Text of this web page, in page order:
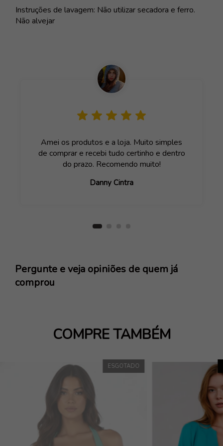
Instruções de lavagem: Não utilizar secadora e ferro.
Não alvejar
Amei os produtos e a loja. Muito simples
de comprar e recebi tudo certinho e dentro
do prazo. Recomendo muito!
Danny Cintra
Pergunte e veja opiniões de quem já
comprou
COMPRE TAMBÉM
ESGOTADO